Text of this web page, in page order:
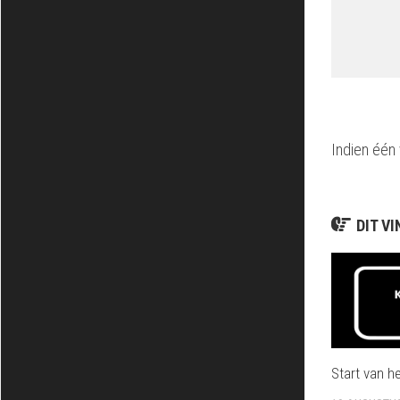
Indien
DIT
Start van